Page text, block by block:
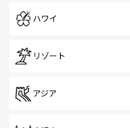
ハワイ
リゾート
アジア